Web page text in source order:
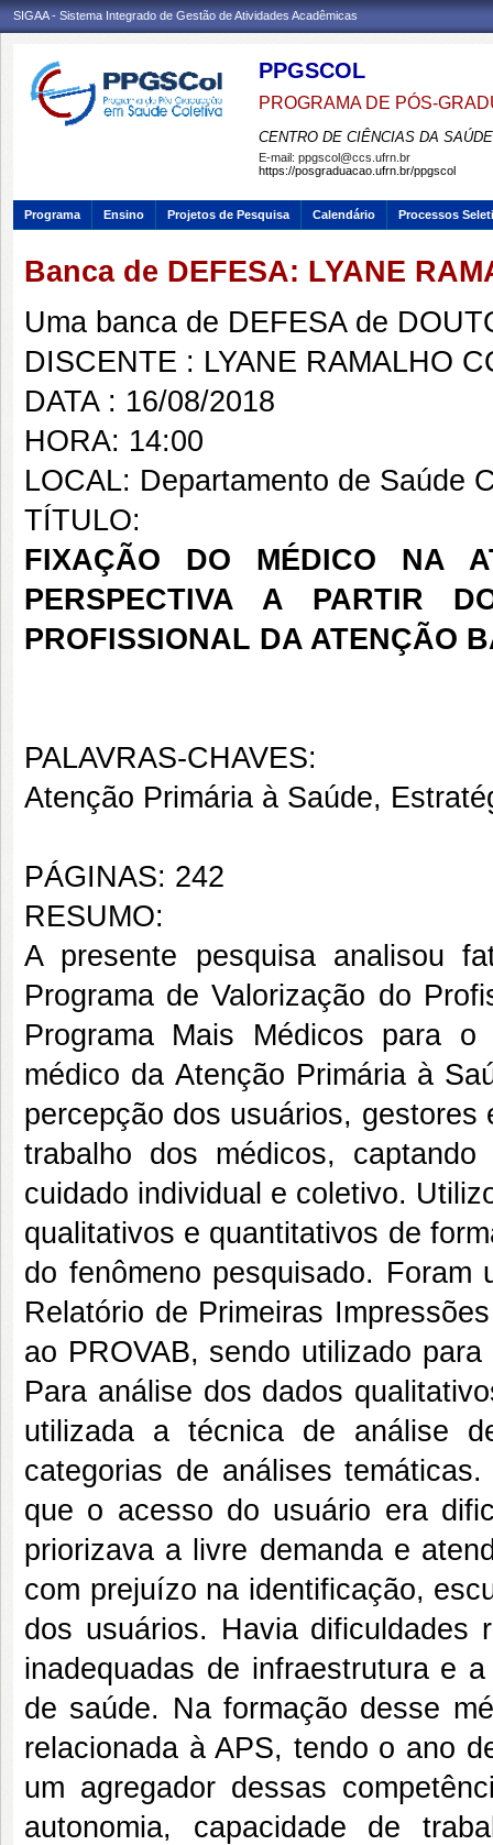
SIGAA - Sistema Integrado de Gestão de Atividades Acadêmicas
PPGSCOL
PROGRAMA DE PÓS-
CENTRO DE CIÊNCIAS DA SAÚDE
E-mail: ppgscol@ccs.ufrn.br
https://posgraduacao.ufrn.br/ppgscol
Programa Ensino Projetos de Pesquisa Calendário Processos
Banca de DEFESA: LYANE
Uma banca de DEFESA de
DISCENTE : LYANE RAMALHO
DATA : 16/08/2018
HORA: 14:00
LOCAL: Departamento de Saúde
TÍTULO:
FIXAÇÃO DO MÉDICO NA
PERSPECTIVA A PARTIR
PROFISSIONAL DA ATENÇÃO
PALAVRAS-CHAVES:
Atenção Primária à Saúde,
PÁGINAS: 242
RESUMO:
A presente pesquisa analisou
Programa de Valorização do
Programa Mais Médicos para
médico da Atenção Primária à
percepção dos usuários,
trabalho dos médicos,
cuidado individual e coletivo.
qualitativos e quantitativos de
do fenômeno pesquisado. Foram
Relatório de Primeiras
ao PROVAB, sendo utilizado
Para análise dos dados
utilizada a técnica de análise
categorias de análises
que o acesso do usuário era
priorizava a livre demanda e
com prejuízo na identificação,
dos usuários. Havia dificuldades
inadequadas de infraestrutura e
de saúde. Na formação desse
relacionada à APS, tendo o ano
um agregador dessas
autonomia, capacidade de